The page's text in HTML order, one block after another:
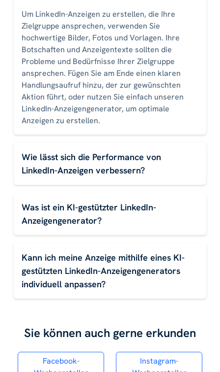
Um LinkedIn-Anzeigen zu erstellen, die Ihre
Zielgruppe ansprechen, verwenden Sie
hochwertige Bilder, Fotos und Vorlagen. Ihre
Botschaften und Anzeigentexte sollten die
Probleme und Bedürfnisse Ihrer Zielgruppe
ansprechen. Fügen Sie am Ende einen klaren
Handlungsaufruf hinzu, der zur gewünschten
Aktion führt, oder nutzen Sie einfach unseren
LinkedIn-Anzeigengenerator, um optimale
Anzeigen zu erstellen.
Wie lässt sich die Performance von
LinkedIn-Anzeigen verbessern?
Was ist ein KI-gestützter LinkedIn-
Anzeigengenerator?
Kann ich meine Anzeige mithilfe eines KI-
gestützten LinkedIn-Anzeigengenerators
individuell anpassen?
Sie können auch gerne erkunden
Facebook-
Instagram-